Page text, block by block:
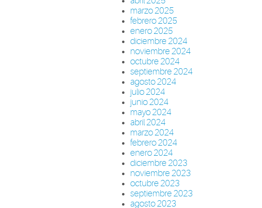
marzo 2025
febrero 2025
enero 2025
diciembre 2024
noviembre 2024
octubre 2024
septiembre 2024
agosto 2024
julio 2024
junio 2024
mayo 2024
abril 2024
marzo 2024
febrero 2024
enero 2024
diciembre 2023
noviembre 2023
octubre 2023
septiembre 2023
agosto 2023